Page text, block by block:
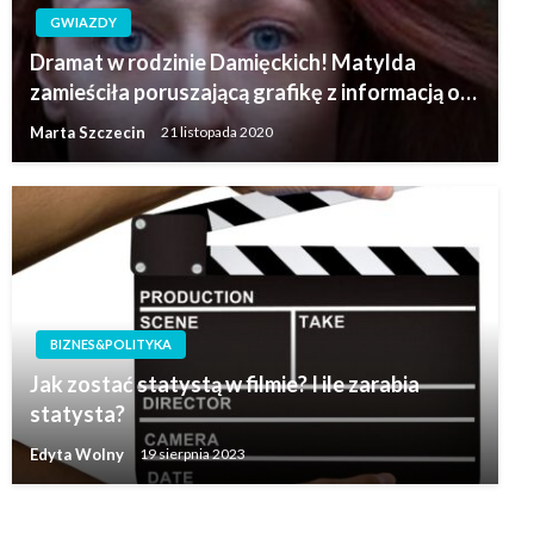
GWIAZDY
Dramat w rodzinie Damięckich! Matylda
zamieściła poruszającą grafikę z informacją o…
Marta Szczecin 21 listopada 2020
BIZNES&POLITYKA
Jak zostać statystą w filmie? I ile zarabia
statysta?
Edyta Wolny 19 sierpnia 2023